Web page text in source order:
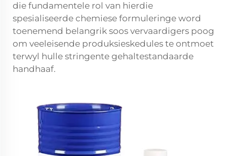
die fundamentele rol van hierdie
spesialiseerde chemiese formuleringe word
toenemend belangrik soos vervaardigers poog
om veeleisende produksieskedules te ontmoet
terwyl hulle stringente gehaltestandaarde
handhaaf.